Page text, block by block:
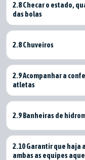
2.8 Checar o estado,
das bolas
2.8 Chuveiros
2.9 Acompanhar a
atletas
2.9 Banheiras de
2.10 Garantir que haja
ambas as equipes